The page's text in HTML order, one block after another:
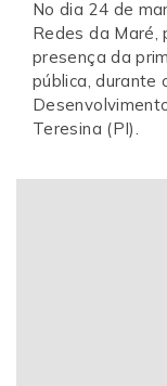
No dia 24 de
Redes da Maré,
presença da
pública, durante
Teresina (PI).